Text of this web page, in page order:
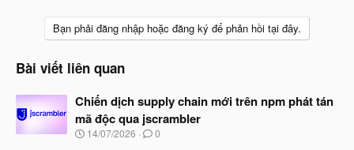
Bạn phải đăng nhập hoặc đăng ký để phản hồi tại đây.
Bài viết liên quan
Chiến dịch supply chain mới trên npm phát tán
mã độc qua jscrambler
N
14/07/2026 0